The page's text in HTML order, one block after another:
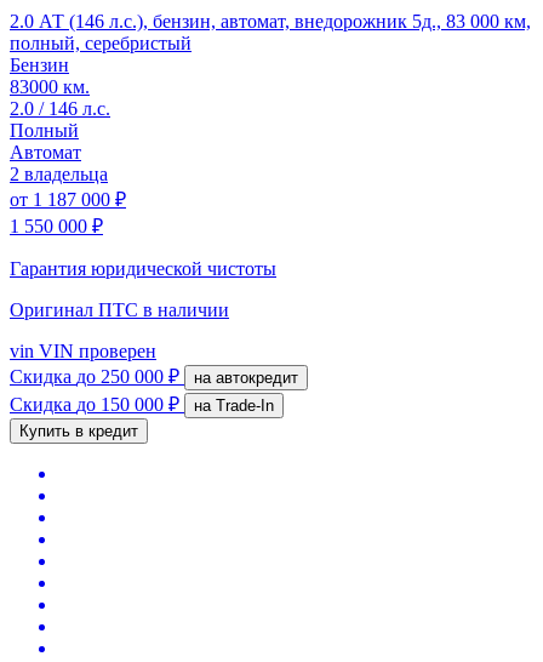
2.0 АТ (146 л.с.), бензин, автомат, внедорожник 5д., 83 000 км,
полный, серебристый
Бензин
83000 км.
2.0 / 146 л.с.
Полный
Автомат
2 владельца
от 1 187 000 ₽
1 550 000 ₽
Гарантия юридической чистоты
Оригинал ПТС в наличии
vin VIN проверен
Скидка до 250 000 ₽ на автокредит
Скидка до 150 000 ₽
на Trade-In
Купить в кредит